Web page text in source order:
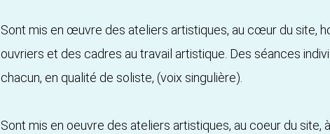
Sont mis en œuvre des ateliers artistiques, au cœur du site,
ouvriers et des cadres au travail artistique. Des séances
chacun, en qualité de soliste, (voix singulière).
Sont mis en oeuvre des ateliers artistiques, au coeur du site,